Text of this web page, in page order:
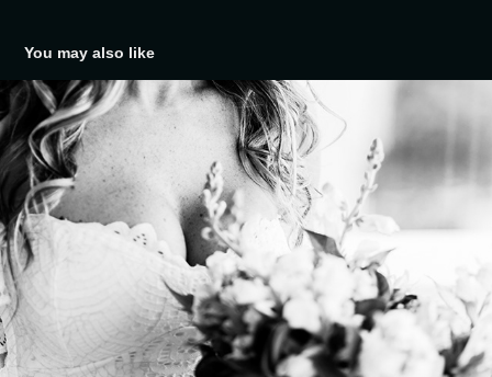
You may also like